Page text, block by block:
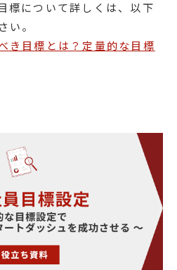
標について詳しくは、以下
い。
き目標とは？定量的な目標